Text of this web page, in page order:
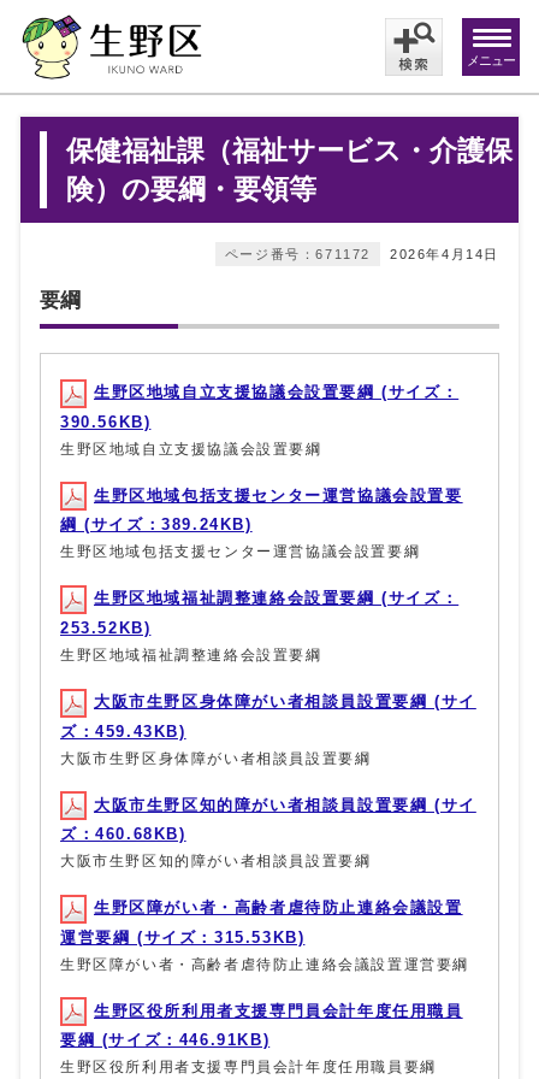
メニュー
保健福祉課（福祉サービス・介護保
険）の要綱・要領等
2026年4月14日
ページ番号：671172
要綱
生野区地域自立支援協議会設置要綱 (サイズ：
390.56KB)
生野区地域自立支援協議会設置要綱
生野区地域包括支援センター運営協議会設置要
綱 (サイズ：389.24KB)
生野区地域包括支援センター運営協議会設置要綱
生野区地域福祉調整連絡会設置要綱 (サイズ：
253.52KB)
生野区地域福祉調整連絡会設置要綱
大阪市生野区身体障がい者相談員設置要綱 (サイ
ズ：459.43KB)
大阪市生野区身体障がい者相談員設置要綱
大阪市生野区知的障がい者相談員設置要綱 (サイ
ズ：460.68KB)
大阪市生野区知的障がい者相談員設置要綱
生野区障がい者・高齢者虐待防止連絡会議設置
運営要綱 (サイズ：315.53KB)
生野区障がい者・高齢者虐待防止連絡会議設置運営要綱
生野区役所利用者支援専門員会計年度任用職員
要綱 (サイズ：446.91KB)
生野区役所利用者支援専門員会計年度任用職員要綱